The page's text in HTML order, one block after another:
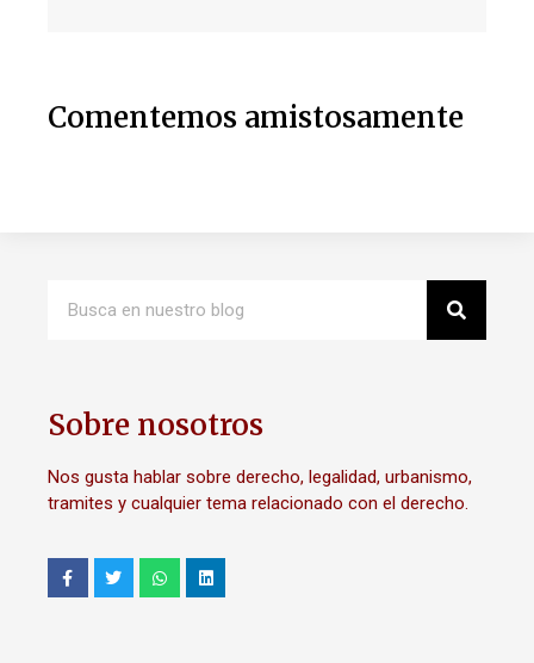
Comentemos amistosamente
Sobre nosotros
Nos gusta hablar sobre derecho, legalidad, urbanismo,
tramites y cualquier tema relacionado con el derecho.